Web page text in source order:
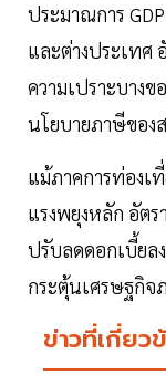
ประมาณการ
และต่างประเทศ
ความเปราะบาง
นโยบายภาษีของ
แม้ภาคการท่องเ
แรงพยุงหลัก อัตร
ปรับลดดอกเบี้ยล
กระตุ้นเศรษฐกิจ
ข่าวที่เกี่ยว